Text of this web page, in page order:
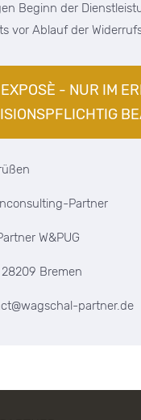
Beginn der
vor Ablauf der
Partner
W&PUG
Bremen
partner.de